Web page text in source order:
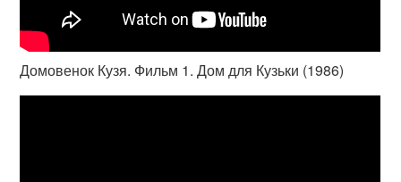
Домовенок Кузя. Фильм 1. Дом для Кузьки (1986)